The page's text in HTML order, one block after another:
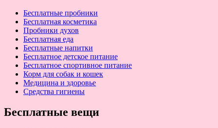
Бесплатные пробники
Бесплатная косметика
Пробники духов
Бесплатная еда
Бесплатные напитки
Бесплатное детское питание
Бесплатное спортивное питание
Корм для собак и кошек
Медицина и здоровье
Средства гигиены
Бесплатные вещи